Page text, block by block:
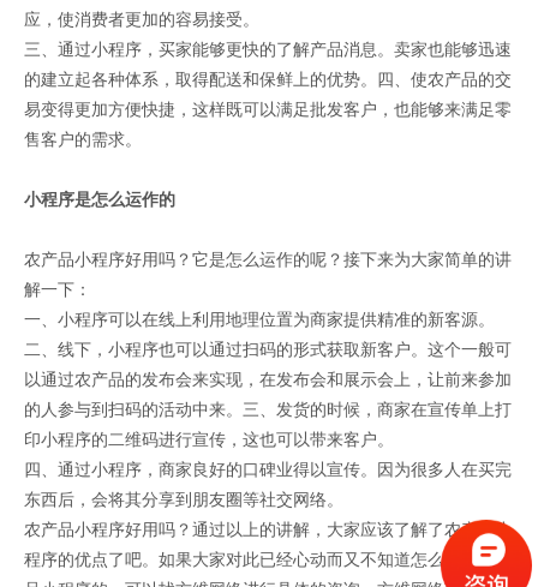
应，使消费者更加的容易接受。
三、通过小程序，买家能够更快的了解产品消息。卖家也能够迅速
的建立起各种体系，取得配送和保鲜上的优势。四、使农产品的交
易变得更加方便快捷，这样既可以满足批发客户，也能够来满足零
售客户的需求。
小程序是怎么运作的
农产品小程序好用吗？它是怎么运作的呢？接下来为大家简单的讲
解一下：
一、小程序可以在线上利用地理位置为商家提供精准的新客源。
二、线下，小程序也可以通过扫码的形式获取新客户。这个一般可
以通过农产品的发布会来实现，在发布会和展示会上，让前来参加
的人参与到扫码的活动中来。三、发货的时候，商家在宣传单上打
印小程序的二维码进行宣传，这也可以带来客户。
四、通过小程序，商家良好的口碑业得以宣传。因为很多人在买完
东西后，会将其分享到朋友圈等社交网络。
农产品小程序好用吗？通过以上的讲解，大家应该了解了农产品小
程序的优点了吧。如果大家对此已经心动而又不知道怎么使用农产